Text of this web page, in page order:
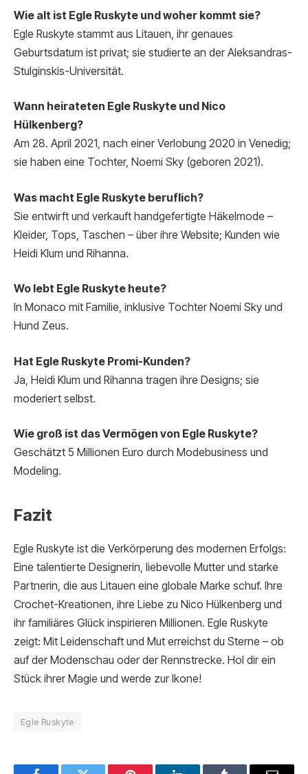
Wie alt ist Egle Ruskyte und woher kommt sie?
Egle Ruskyte stammt aus Litauen, ihr genaues
Geburtsdatum ist privat; sie studierte an der Aleksandras-
Stulginskis-Universität.
Wann heirateten Egle Ruskyte und Nico
Hülkenberg?
Am 28. April 2021, nach einer Verlobung 2020 in Venedig;
sie haben eine Tochter, Noemi Sky (geboren 2021).
Was macht Egle Ruskyte beruflich?
Sie entwirft und verkauft handgefertigte Häkelmode –
Kleider, Tops, Taschen – über ihre Website; Kunden wie
Heidi Klum und Rihanna.
Wo lebt Egle Ruskyte heute?
In Monaco mit Familie, inklusive Tochter Noemi Sky und
Hund Zeus.
Hat Egle Ruskyte Promi-Kunden?
Ja, Heidi Klum und Rihanna tragen ihre Designs; sie
moderiert selbst.
Wie groß ist das Vermögen von Egle Ruskyte?
Geschätzt 5 Millionen Euro durch Modebusiness und
Modeling.
Fazit
Egle Ruskyte ist die Verkörperung des modernen Erfolgs:
Eine talentierte Designerin, liebevolle Mutter und starke
Partnerin, die aus Litauen eine globale Marke schuf. Ihre
Crochet-Kreationen, ihre Liebe zu Nico Hülkenberg und
ihr familiäres Glück inspirieren Millionen. Egle Ruskyte
zeigt: Mit Leidenschaft und Mut erreichst du Sterne – ob
auf der Modenschau oder der Rennstrecke. Hol dir ein
Stück ihrer Magie und werde zur Ikone!
Egle Ruskyte